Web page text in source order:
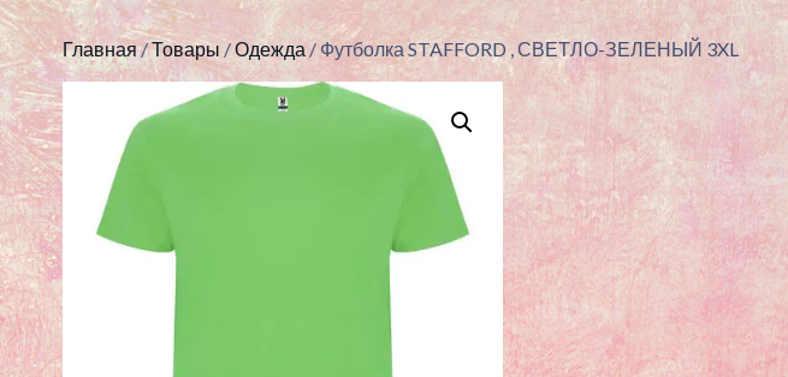
Главная/Товары/Одежда / Футболка STAFFORD , СВЕТЛО-ЗЕЛЕНЫЙ 3XL